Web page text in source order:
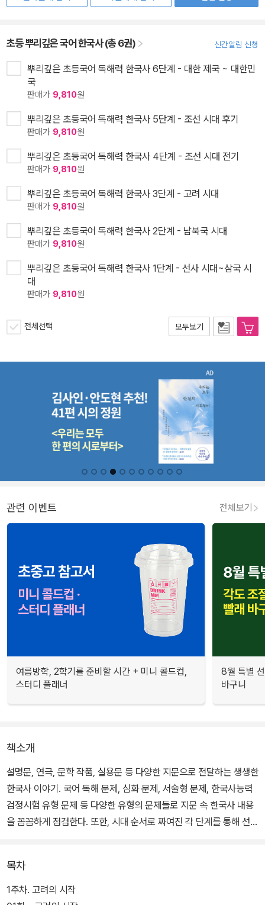
초등 뿌리깊은 국어 한국사 (총 6권) 신간알림 신청
뿌리깊은 초등국어 독해력 한국사 6단계 - 대한 제국 ~ 대한민
국
판매가 9,810원
뿌리깊은 초등국어 독해력 한국사 5단계 - 조선 시대 후기
판매가 9,810원
뿌리깊은 초등국어 독해력 한국사 4단계 - 조선 시대 전기
판매가 9,810원
뿌리깊은 초등국어 독해력 한국사 3단계 - 고려 시대
판매가 9,810원
뿌리깊은 초등국어 독해력 한국사 2단계 - 남북국 시대
판매가 9,810원
뿌리깊은 초등국어 독해력 한국사 1단계 - 선사 시대~삼국 시
대
판매가 9,810원
전체선택 모두보기
관련 이벤트 전체보기
여름방학, 2학기를 준비할 시간 + 미니 콜드컵,
스터디 플래너
8월 특별
바구니
책소개
설명문, 연극, 문학 작품, 실용문 등 다양한 지문으로 전달하는 생생한
한국사 이야기. 국어 독해 문제, 심화 문제, 서술형 문제, 한국사능력
검정시험 유형 문제 등 다양한 유형의 문제들로 지문 속 한국사 내용
을 꼼꼼하게 점검한다. 또한, 시대 순서로 짜여진 각 단계를 통해 선사
목차
1주차. 고려의 시작